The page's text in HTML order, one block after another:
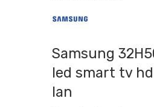
Samsung
led smart tv
lan